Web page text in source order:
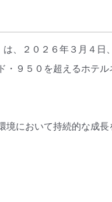
、２０２６年３月４
９５０を超えるホテ
において持続的な成